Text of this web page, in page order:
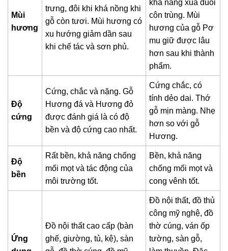
Mùi
hương
trưng, đôi khi khá nồng khi
gỗ còn tươi. Mùi hương có
xu hướng giảm dần sau
khi chế tác và sơn phủ.
khả năng xua đuổi
côn trùng. Mùi
hương của gỗ Pơ
mu giữ được lâu
hơn sau khi thành
phẩm.
Độ
cứng
Cứng, chắc và nặng. Gỗ
Hương đá và Hương đỏ
được đánh giá là có độ
bền và độ cứng cao nhất.
Cứng chắc, có
tính dẻo dai. Thớ
gỗ mịn màng. Nhẹ
hơn so với gỗ
Hương.
Độ
bền
Rất bền, khả năng chống
mối mọt và tác động của
môi trường tốt.
Bền, khả năng
chống mối mọt và
cong vênh tốt.
Ứng
Đồ nội thất cao cấp (bàn
ghế, giường, tủ, kệ), sàn
Đồ nội thất, đồ thủ
công mỹ nghệ, đồ
thờ cúng, ván ốp
tường, sàn gỗ,